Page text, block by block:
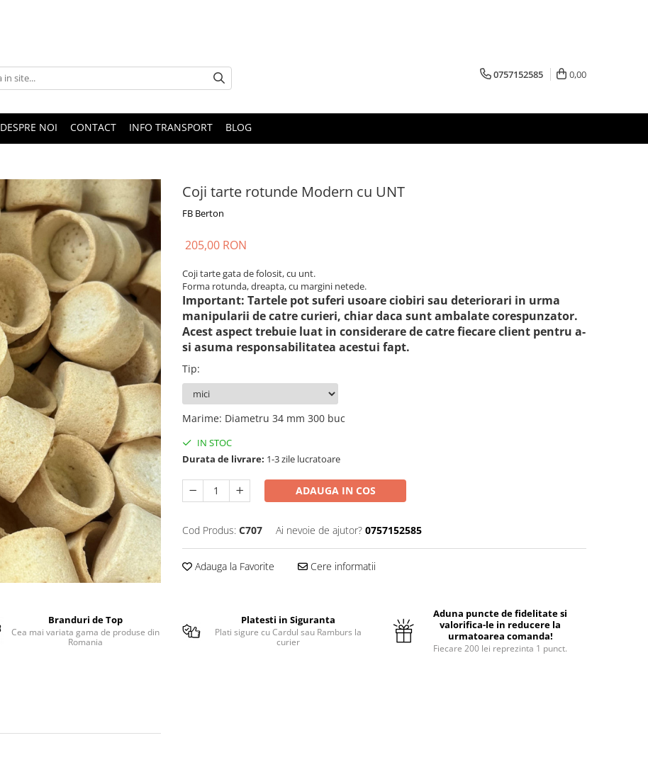
0757152585 0,00
DESPRE NOI CONTACT INFO TRANSPORT BLOG
Coji tarte rotunde Modern cu UNT
FB Berton
205,00 RON
Coji tarte gata de folosit, cu unt.
Forma rotunda, dreapta, cu margini netede.
Important: Tartele pot suferi usoare ciobiri sau deteriorari in urma
manipularii de catre curieri, chiar daca sunt ambalate corespunzator.
Acest aspect trebuie luat in considerare de catre fiecare client pentru a-
si asuma responsabilitatea acestui fapt.
Tip:
Marime: Diametru 34 mm 300 buc
IN STOC
Durata de livrare: 1-3 zile lucratoare
ADAUGA IN COS
Cod Produs: C707 Ai nevoie de ajutor? 0757152585
Adauga la Favorite Cere informatii
Branduri de Top
Cea mai variata gama de produse din
Romania
Platesti in Siguranta
Plati sigure cu Cardul sau Ramburs la
curier
Aduna puncte de fidelitate si
valorifica-le in reducere la
urmatoarea comanda!
Fiecare 200 lei reprezinta 1 punct.